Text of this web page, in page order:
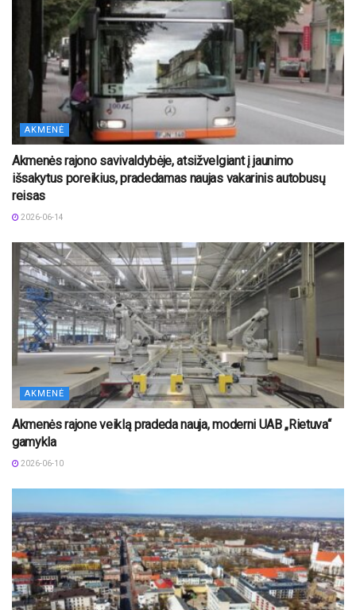
AKMENĖ
Akmenės rajono savivaldybėje, atsižvelgiant į jaunimo
išsakytus poreikius, pradedamas naujas vakarinis autobusų
reisas
2026-06-14
AKMENĖ
Akmenės rajone veiklą pradeda nauja, moderni UAB „Rietuva“
gamykla
2026-06-10